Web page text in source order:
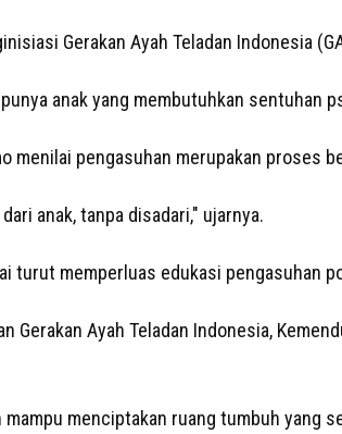
Gerakan Ayah Teladan Indonesia
anak yang membutuhkan
menilai pengasuhan merupakan proses
anak, tanpa disadari," ujarnya.
turut memperluas edukasi pengasuhan
Gerakan Ayah Teladan Indonesia,
mampu menciptakan ruang tumbuh